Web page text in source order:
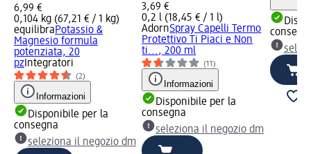
6,99 €
0,104 kg (67,21 € / 1 kg)
equilibraPotassio &
Magnesio formula
potenziata, 20
pzIntegratori
(2)
Informazioni
Disponibile per la
consegna
seleziona il negozio dm
3,69 €
0,2 l (18,45 € / 1 l)
AdornSpray Capelli Termo
Protettivo Ti Piaci e Non
ti..., 200 ml
(11)
Informazioni
Disponibile per la
consegna
seleziona il negozio dm